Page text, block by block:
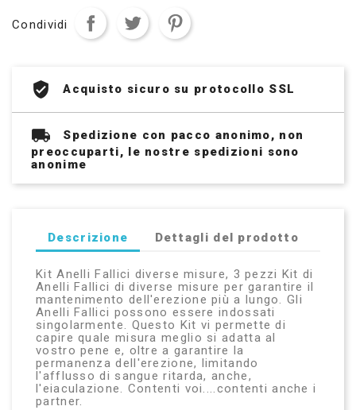
Condividi
Acquisto sicuro su protocollo SSL
Spedizione con pacco anonimo, non
preoccuparti, le nostre spedizioni sono
anonime
Descrizione Dettagli del prodotto
Kit Anelli Fallici diverse misure, 3 pezzi Kit di
Anelli Fallici di diverse misure per garantire il
mantenimento dell'erezione più a lungo. Gli
Anelli Fallici possono essere indossati
singolarmente. Questo Kit vi permette di
capire quale misura meglio si adatta al
vostro pene e, oltre a garantire la
permanenza dell'erezione, limitando
l'afflusso di sangue ritarda, anche,
l'eiaculazione. Contenti voi....contenti anche i
partner.